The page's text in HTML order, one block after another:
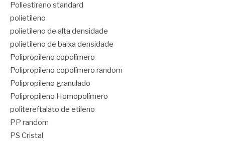
Poliestireno standard
polietileno
polietileno de alta densidade
polietileno de baixa densidade
Polipropileno copolímero
Polipropileno copolímero random
Polipropileno granulado
Polipropileno Homopolímero
politereftalato de etileno
PP random
PS Cristal